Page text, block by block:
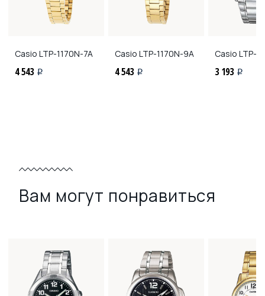
Casio LTP-1170N-7A
4 543 i
Casio LTP-1170N-9A
4 543 i
Casio LTP-
3 193 i
Вам могут понравиться